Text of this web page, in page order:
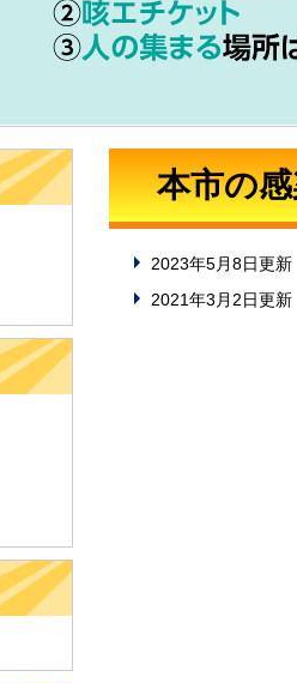
本市の
2023年5月8日更新
2021年3月2日更新